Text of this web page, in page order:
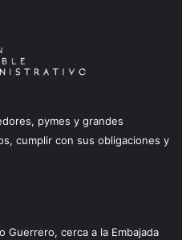
pymes y grandes
cumplir con sus obligaciones y
Guerrero, cerca a la Embajada